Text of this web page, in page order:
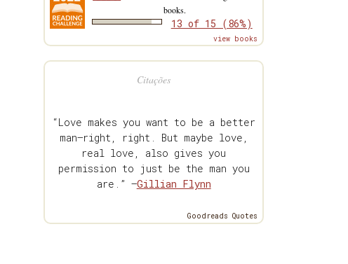
books.
13 of 15 (86%)
view books
Citações
“Love makes you want to be a better
man—right, right. But maybe love,
real love, also gives you
permission to just be the man you
are.” —Gillian Flynn
Goodreads Quotes